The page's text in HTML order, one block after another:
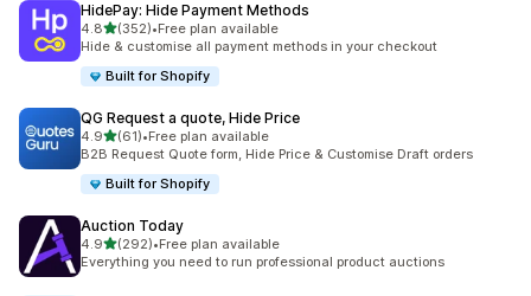
HidePay: Hide Payment Methods
4.8별 5개 중
(352)
총 리뷰 352개
•Free plan available
Hide & customise all payment methods in your checkout
Built for Shopify
QG Request a quote, Hide Price
4.9별 5개 중
(61)
총 리뷰 61개
•Free plan available
B2B Request Quote form, Hide Price & Customise Draft orders
Built for Shopify
Auction Today
4.9별 5개 중
(292)
총 리뷰 292개
•Free plan available
Everything you need to run professional product auctions